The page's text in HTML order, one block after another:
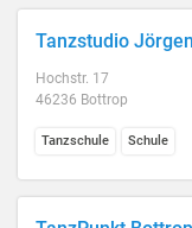
Tanzstudio
Hochstr. 17
46236 Bottrop
Tanzschule Schule